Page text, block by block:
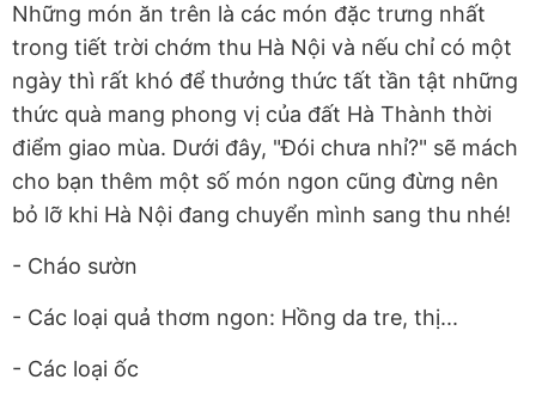
Những món ăn trên là các món đặc trưng nhất
trong tiết trời chớm thu Hà Nội và nếu chỉ có một
ngày thì rất khó để thưởng thức tất tần tật những
thức quà mang phong vị của đất Hà Thành thời
điểm giao mùa. Dưới đây, "Đói chưa nhỉ?" sẽ mách
cho bạn thêm một số món ngon cũng đừng nên
bỏ lỡ khi Hà Nội đang chuyển mình sang thu nhé!
- Cháo sườn
- Các loại quả thơm ngon: Hồng da tre, thị...
- Các loại ốc